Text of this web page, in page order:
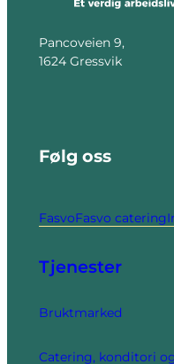
Pancoveien 9,
1624 Gressvik
Følg oss
FasvoFasvo catering
Tjenester
Bruktmarked
Catering, konditori